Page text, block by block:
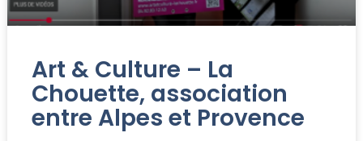
Art & Culture – La
Chouette, association
entre Alpes et Provence